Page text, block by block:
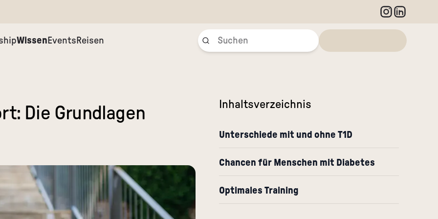
Wissen Events Reisen
Inhaltsverzeichnis
Unterschiede mit und ohne T1D
Chancen für Menschen mit Diabetes
Optimales Training
Die Grundlagen